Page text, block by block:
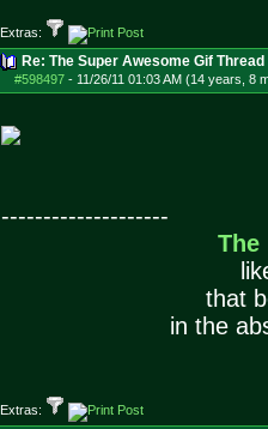
Extras:
Re: The Super Awesome Gif Thread
#598497- 11/26/11 01:03 AM (14 years, 8
--------------------
The
that
in the
Extras: